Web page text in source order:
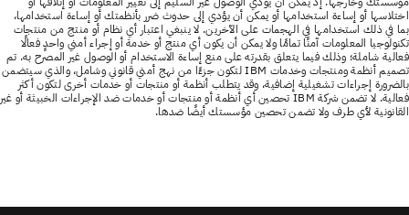
اختلاسها أو إساءة استخدامها أو يمكن أن يؤدي إلى حدوث ضرر بأنظمتك أو إساءة استخدامها،
بما في ذلك استخدامها في الهجمات على الآخرين. لا ينبغي اعتبار أي نظام أو منتج من منتجات
تكنولوجيا المعلومات آمنًا تمامًا ولا يمكن أن يكون أي منتج أو خدمة أو إجراء أمني واحدٍ فعالًا
فعالية شاملة؛ وذلك فيما يتعلق بقدرته على منع إساءة الاستخدام أو الوصول غير المصرح به. تم
تصميم أنظمة ومنتجات وخدمات IBM لتكون جزءًا من نهج أمني قانوني وشامل، والذي سيتضمن
بالضرورة إجراءات تشغيلية إضافية، وقد يتطلب أنظمة أو منتجات أو خدمات أخرى لتكون أكثر
فعالية. لا تضمن شركة IBM تحصين أي أنظمة أو منتجات أو خدمات ضد الإجراءات الخبيثة أو غير
القانونية لأي طرف ولا تضمن تحصين مؤسستك أيضًا ضدها.